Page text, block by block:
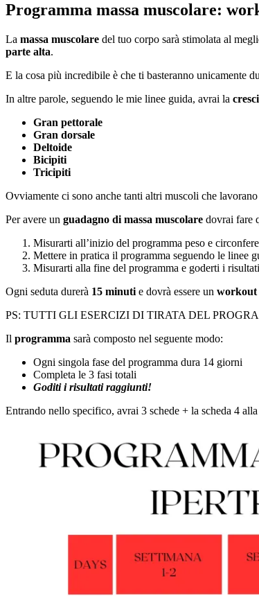
Programma massa muscolare:
La massa muscolare del tuo corpo sarà stimolata al
parte alta.
E la cosa più incredibile è che ti basteranno unicamente
In altre parole, seguendo le mie linee guida, avrai la
Gran pettorale
Gran dorsale
Deltoide
Bicipiti
Tricipiti
Ovviamente ci sono anche tanti altri muscoli che
Per avere un guadagno di massa muscolare dovrai fare
Misurarti all’inizio del programma peso e
Mettere in pratica il programma seguendo le linee
Misurarti alla fine del programma e goderti i
Ogni seduta durerà 15 minuti e dovrà essere un workout
PS: TUTTI GLI ESERCIZI DI TIRATA DEL
Il programma sarà composto nel seguente modo:
Ogni singola fase del programma dura 14 giorni
Completa le 3 fasi totali
Goditi i risultati raggiunti!
Entrando nello specifico, avrai 3 schede + la scheda 4